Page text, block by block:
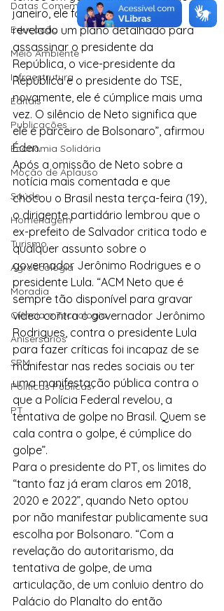
Datas Comemorativas
Educação
Meio Ambiente
Infraestrutura
Editais
Publicações
Economia Solidária
Moção de Aplauso
Saúde
Homenagem
Turismo
Agroecologia
Moradia
Ciência e Tecnologia
Anisersários
SPM
Políticas Públicas
PT
janeiro, ele foi cúmplice e, agora,
revelado um plano detalhado para
assassinar o presidente da
República, o vice-presidente da
República e o presidente do TSE,
novamente, ele é cúmplice mais uma
vez. O silêncio de Neto significa que
ele é parceiro de Bolsonaro”, afirmou
Éden.
Após a omissão de Neto sobre a
notícia mais comentada e que
chocou o Brasil nesta terça-feira (19),
o dirigente partidário lembrou que o
ex-prefeito de Salvador critica todo e
qualquer assunto sobre o
governador Jerônimo Rodrigues e o
presidente Lula. “ACM Neto que é
sempre tão disponível para gravar
vídeo contra o governador Jerônimo
Rodrigues, contra o presidente Lula
para fazer críticas foi incapaz de se
manifestar nas redes sociais ou ter
uma manifestação pública contra o
que a Polícia Federal revelou, a
tentativa de golpe no Brasil. Quem se
cala contra o golpe, é cúmplice do
golpe”.
Para o presidente do PT, os limites do
“tanto faz já eram claros em 2018,
2020 e 2022”, quando Neto optou
por não manifestar publicamente sua
escolha por Bolsonaro. “Com a
revelação do autoritarismo, da
tentativa de golpe, de uma
articulação, de um conluio dentro do
Palácio do Planalto do então